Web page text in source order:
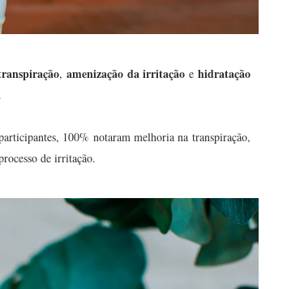
, amenização da irritação e hidratação
100% notaram melhoria na transpiração,
de irritação.